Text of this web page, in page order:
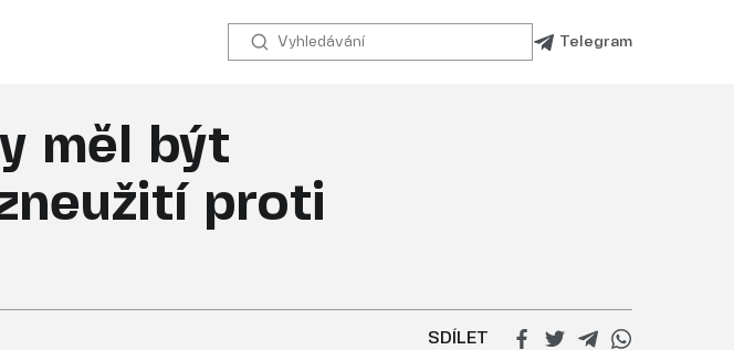
Telegram
měl být
proti
SDÍLET